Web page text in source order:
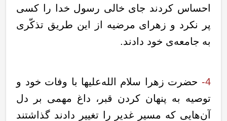
احساس کردند جای خالی رسول خدا را کسی
پر نکرد و زهرای مرضیه از این طریق تذکّری
به جامعه‌ی خود دادند.
4-
حضرت زهرا سلام الله‌علیها با وفات خود و
توصیه به پنهان کردن قبر، داغ مهمی بر دل
آن‌هایی که مسیر غدیر را تغییر دادند گذاشتند